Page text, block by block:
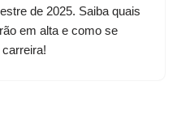
de 2025. Saiba quais
em alta e como se